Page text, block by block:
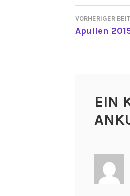
VORHERIGER
Apulien
EIN